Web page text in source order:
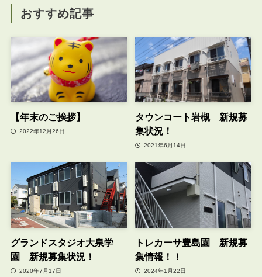
おすすめ記事
【年末のご挨拶】
2022年12月26日
タウンコート岩槻 新規募
集状況！
2021年6月14日
グランドスタジオ大泉学
園 新規募集状況！
2020年7月17日
トレカーサ豊島園 新規募
集情報！！
2024年1月22日